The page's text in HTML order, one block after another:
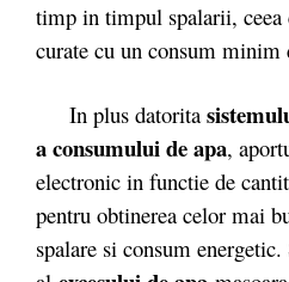
timp in timpul spalarii,
curate cu un consum minim
In plus datorita
a consumului de apa,
electronic in functie de
pentru obtinerea celor mai
spalare si consum